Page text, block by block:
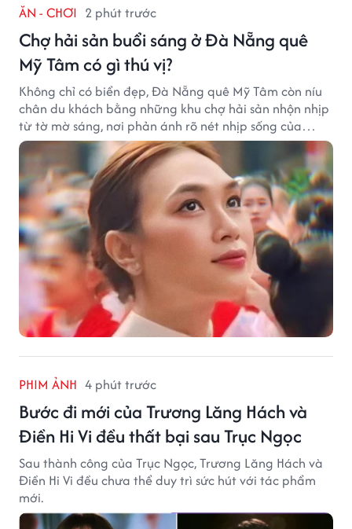
ĂN - CHƠI 2 phút trước
Chợ hải sản buổi sáng ở Đà Nẵng quê
Mỹ Tâm có gì thú vị?
Không chỉ có biển đẹp, Đà Nẵng quê Mỹ Tâm còn níu
chân du khách bằng những khu chợ hải sản nhộn nhịp
từ tờ mờ sáng, nơi phản ánh rõ nét nhịp sống của
thành phố biển.
PHIM ẢNH 4 phút trước
Bước đi mới của Trương Lăng Hách và
Điền Hi Vi đều thất bại sau Trục Ngọc
Sau thành công của Trục Ngọc, Trương Lăng Hách và
Điền Hi Vi đều chưa thể duy trì sức hút với tác phẩm
mới.